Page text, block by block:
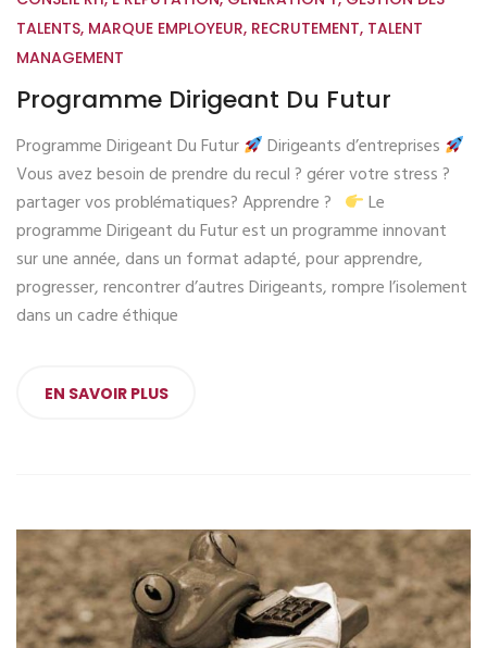
TALENTS, MARQUE EMPLOYEUR, RECRUTEMENT, TALENT
MANAGEMENT
Programme Dirigeant Du Futur
Programme Dirigeant Du Futur
Dirigeants d’entreprises
Vous avez besoin de prendre du recul ? gérer votre stress ?
partager vos problématiques? Apprendre ?
Le
programme Dirigeant du Futur est un programme innovant
sur une année, dans un format adapté, pour apprendre,
progresser, rencontrer d’autres Dirigeants, rompre l’isolement
dans un cadre éthique
EN SAVOIR PLUS